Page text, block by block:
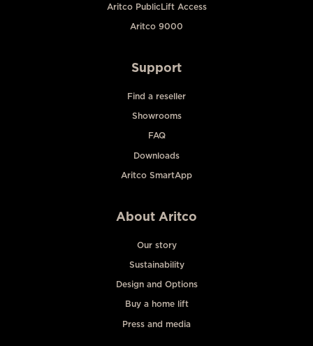
Aritco PublicLift Access
Aritco 9000
Support
Find a reseller
Showrooms
FAQ
Downloads
Aritco SmartApp
About Aritco
Our story
Sustainability
Design and Options
Buy a home lift
Press and media